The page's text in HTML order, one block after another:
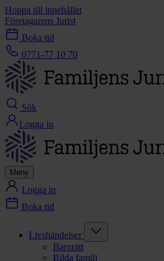
Hoppa till innehållet
Företagarens Jurist
Boka tid
0771-77 10 70
Sök
Logga in
Meny
Logga in
Boka tid
Livshändelser
Barnrätt
Bilda familj